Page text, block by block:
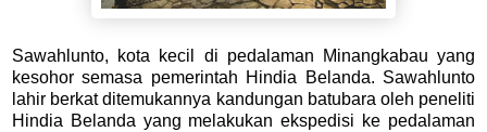
Sawahlunto, kota kecil di pedalaman Minangkabau yang
kesohor semasa pemerintah Hindia Belanda. Sawahlunto
lahir berkat ditemukannya kandungan batubara oleh peneliti
Hindia Belanda yang melakukan ekspedisi ke pedalaman